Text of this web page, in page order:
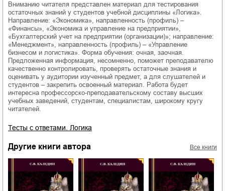
Вниманию читателя представлен материал для тестирования
остаточных знаний у студентов учебной дисциплины «Логика».
Направление: «Экономика», направленность (профиль) –
«Финансы», «Экономика и управление на предприятии»,
«Бухгалтерский учет на предприятии (организации)»; направление:
«Менеджмент», направленность (профиль) – «Управление
бизнесом и логистика». Форма обучения: очная, заочная.
Предложенная информация, несомненно, поможет преподавателю
качественно контролировать, проверять остаточные знания и
оценивать у аудитории изученный предмет, а для слушателей и
студентов – закрепить освоенный материал. Работа будет
интересна профессорско-преподавательскому составу высших
учебных заведений, студентам, специалистам, широкому кругу
читателей.
Тесты с ответами. Логика
Другие книги автора Все книги